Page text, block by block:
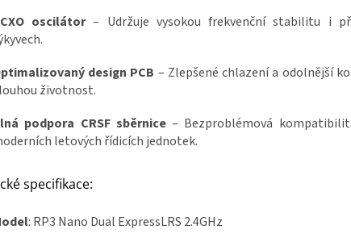
oscilátor– Udržuje vysokou frekvenční stabilitu i
design PCB – Zlepšené chlazení a odolnější
životnost.
podpora CRSF sběrnice– Bezproblémová
letových řídicích jednotek.
specifikace:
: RP3 Nano Dual ExpressLRS 2.4GHz